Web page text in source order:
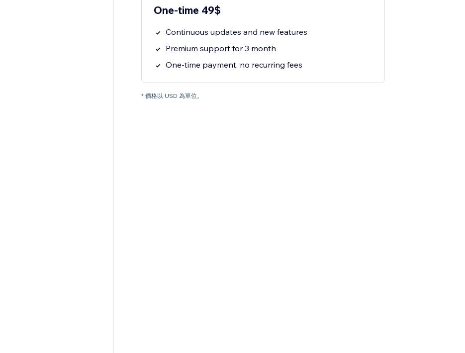
One-time 49$
Continuous updates and new features
Premium support for 3 month
One-time payment, no recurring fees
* 價格以 USD 為單位。